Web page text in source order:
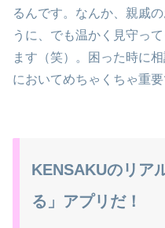
るんです。なんか、親戚
うに、でも温かく見守っ
ます（笑）。困った時に
においてめちゃくちゃ重要
KENSAKUのリア
る」アプリだ！